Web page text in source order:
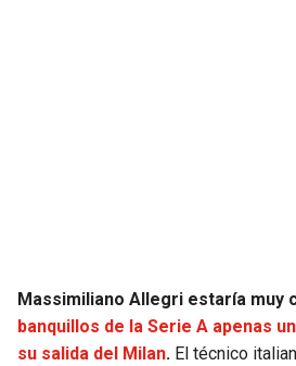
BEARS
SPURS
Massimiliano Allegri estaría muy
banquillos de la Serie A apenas
su salida del Milan. El técnico